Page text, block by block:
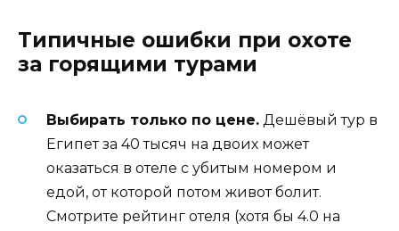
Типичные ошибки при охоте
за горящими турами
Выбирать только по цене. Дешёвый тур в
Египет за 40 тысяч на двоих может
оказаться в отеле с убитым номером и
едой, от которой потом живот болит.
Смотрите рейтинг отеля (хотя бы 4.0 на